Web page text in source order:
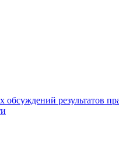
результатов